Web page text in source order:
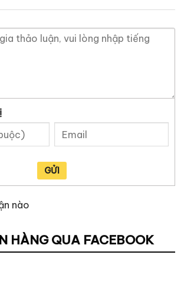
GỬI
nào
HÀNG QUA FACEBOOK